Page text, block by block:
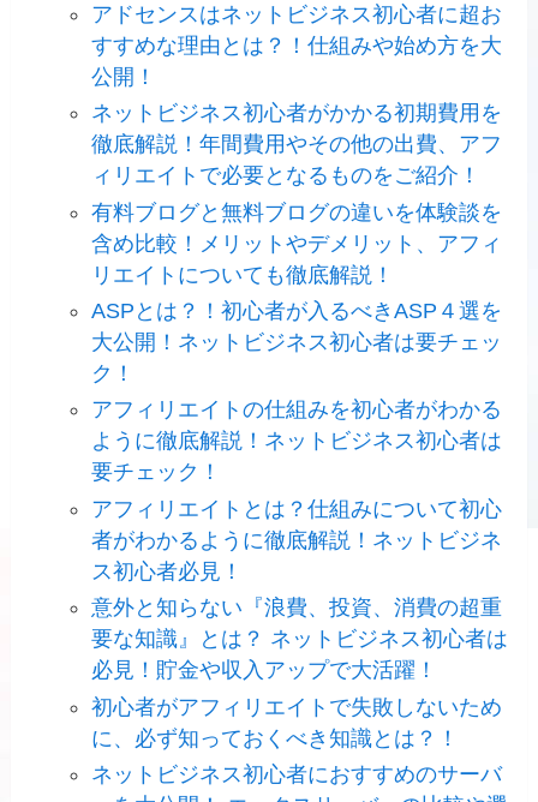
アドセンスはネットビジネス初心者に超お
すすめな理由とは？！仕組みや始め方を大
公開！
ネットビジネス初心者がかかる初期費用を
徹底解説！年間費用やその他の出費、アフ
ィリエイトで必要となるものをご紹介！
有料ブログと無料ブログの違いを体験談を
含め比較！メリットやデメリット、アフィ
リエイトについても徹底解説！
ASPとは？！初心者が入るべきASP４選を
大公開！ネットビジネス初心者は要チェッ
ク！
アフィリエイトの仕組みを初心者がわかる
ように徹底解説！ネットビジネス初心者は
要チェック！
アフィリエイトとは？仕組みについて初心
者がわかるように徹底解説！ネットビジネ
ス初心者必見！
意外と知らない『浪費、投資、消費の超重
要な知識』とは？ ネットビジネス初心者は
必見！貯金や収入アップで大活躍！
初心者がアフィリエイトで失敗しないため
に、必ず知っておくべき知識とは？！
ネットビジネス初心者におすすめのサーバ